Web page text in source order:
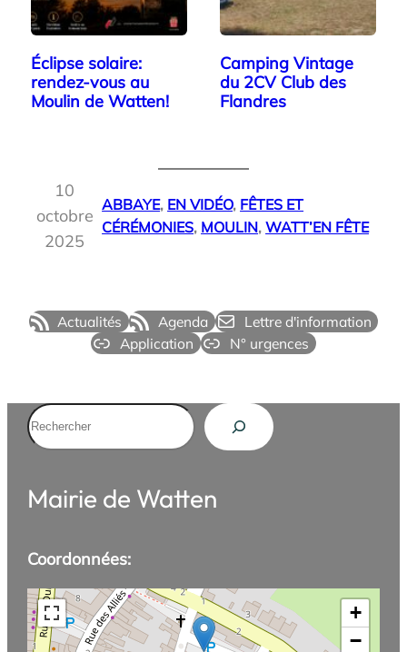
Éclipse solaire:
rendez-vous au
Moulin de Watten!
Camping Vintage
du 2CV Club des
Flandres
10
octobre
2025
ABBAYE, EN VIDÉO, FÊTES ET
CÉRÉMONIES, MOULIN, WATT’EN FÊTE
Actualités Agenda
Lettre d'information
Application
N° urgences
Rechercher
Mairie de Watten
Coordonnées:
+
−